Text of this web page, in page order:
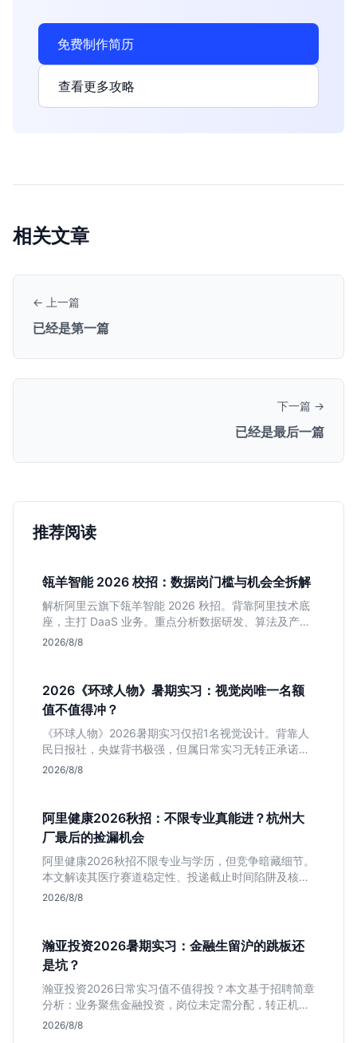
免费制作简历
查看更多攻略
相关文章
← 上一篇
已经是第一篇
下一篇 →
已经是最后一篇
推荐阅读
瓴羊智能 2026 校招：数据岗门槛与机会全拆解
解析阿里云旗下瓴羊智能 2026 秋招。背靠阿里技术底
座，主打 DaaS 业务。重点分析数据研发、算法及产品
岗的硬性要求，评估 B 端数据路线的成长曲线与抗压挑
2026/8/8
2026《环球人物》暑期实习：视觉岗唯一名额
值不值得冲？
《环球人物》2026暑期实习仅招1名视觉设计。背靠人
民日报社，央媒背书极强，但属日常实习无转正承诺。
适合追求高含金量简历、能接受严谨流程的设计生，想
2026/8/8
阿里健康2026秋招：不限专业真能进？杭州大
厂最后的捡漏机会
阿里健康2026秋招不限专业与学历，但竞争暗藏细节。
本文解读其医疗赛道稳定性、投递截止时间陷阱及核心
岗位面试节奏，帮应届生判断是否值得投入。
2026/8/8
瀚亚投资2026暑期实习：金融生留沪的跳板还
是坑？
瀚亚投资2026日常实习值不值得投？本文基于招聘简章
分析：业务聚焦金融投资，岗位未定需分配，转正机会
不明确。适合急需上海高含金量实习证明、想接触真实
2026/8/8